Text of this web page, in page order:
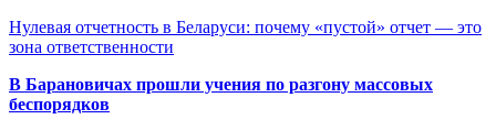
Нулевая отчетность в Беларуси: почему «пустой» отчет — это
зона ответственности
В Барановичах прошли учения по разгону массовых
беспорядков